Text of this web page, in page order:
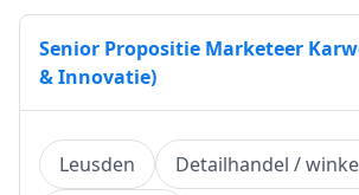
Senior Propositie Marketeer
& Innovatie)
Leusden Detailhandel /